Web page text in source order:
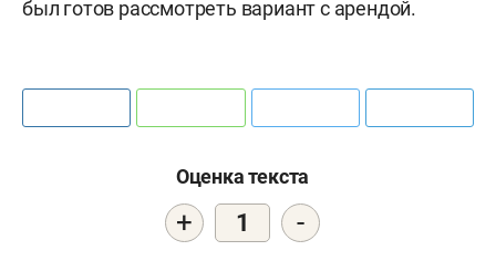
был готов рассмотреть вариант с арендой.
Оценка текста
+ 1 -